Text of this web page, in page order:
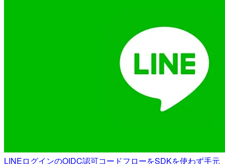
LINEログインのOIDC認可コードフローをSDKを使わず手元